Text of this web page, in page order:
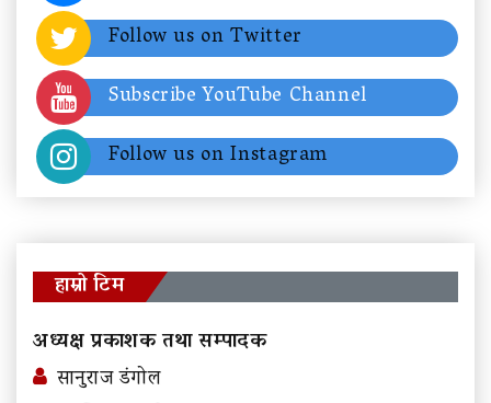
Follow us on Twitter
Subscribe YouTube Channel
Follow us on Instagram
हाम्रो टिम
अध्यक्ष प्रकाशक तथा सम्पादक
सानुराज डंगोल